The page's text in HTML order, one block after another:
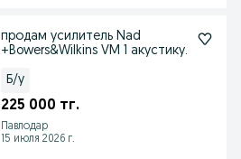
продам усилитель Nad
+Bowers&Wilkins VM 1 акустику.
Б/у
225 000 тг.
Павлодар
15 июля 2026 г.